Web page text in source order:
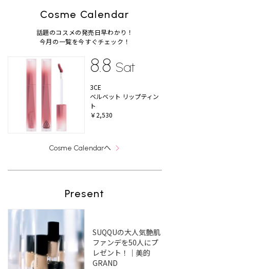
Cosme Calendar
話題のコスメの発売日早わかり！
今月の一覧を今すぐチェック！
8.8 Sat
3CE
ベルベット リップティン
ト
￥2,530
Cosme Calendarへ
Present
SUQQUの大人気艶肌
ファンデを50人にプ
レゼント！｜美的
GRAND